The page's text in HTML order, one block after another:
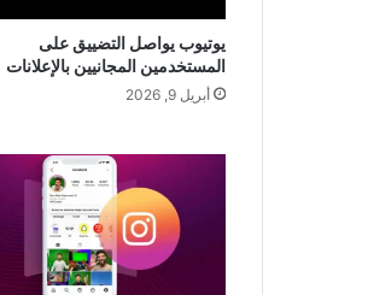
يوتيوب يواصل التضييق على
المستخدمين المجانيين بالإعلانات
أبريل 9, 2026